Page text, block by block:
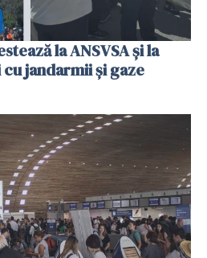
la ANSVSA și la
jandarmii și gaze